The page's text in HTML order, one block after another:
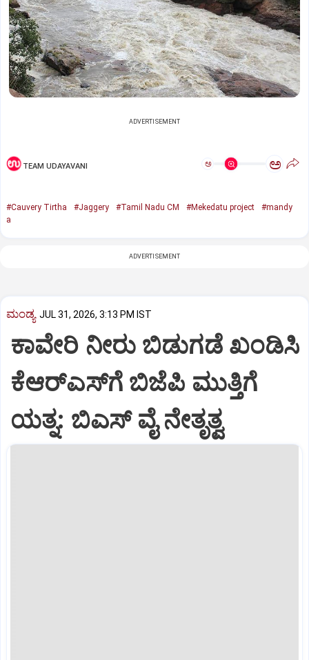
ADVERTISEMENT
TEAM UDAYAVANI ಅ ಅ
#Cauvery Tirtha #Jaggery #Tamil Nadu CM #Mekedatu project
#mandy
a
ADVERTISEMENT
ಮಂಡ್ಯ JUL 31, 2026, 3:13 PM IST
ಕಾವೇರಿ ನೀರು ಬಿಡುಗಡೆ ಖಂಡಿಸಿ
ಕೆಆರ್‌ಎಸ್‌ಗೆ ಬಿಜೆಪಿ ಮುತ್ತಿಗೆ
ಯತ್ನ: ಬಿಎಸ್ ವೈ ನೇತೃತ್ವ